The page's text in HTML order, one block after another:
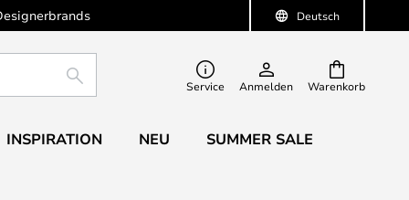
Deutsch
Warenkorb
SUCHE Service Anmelden
INSPIRATION NEU SUMMER SALE